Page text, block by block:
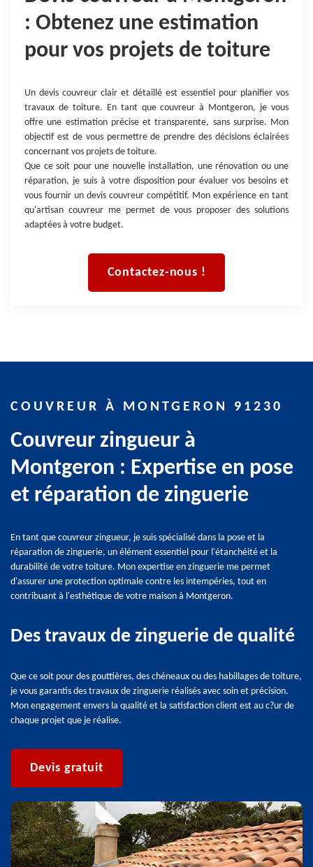
: Obtenez une estimation
pour vos projets de toiture
Un devis couvreur clair et détaillé est essentiel pour planifier vos
travaux de toiture. En tant que couvreur à Montgeron, je vous
offre une estimation précise et transparente, sans surprise. Mon
objectif est de vous permettre de prendre des décisions éclairées
concernant vos projets de toiture.
Que ce soit pour une nouvelle installation, une rénovation ou une
réparation, je suis à votre disposition pour évaluer vos besoins et
vous fournir un devis couvreur compétitif. Mon expérience en tant
qu'artisan couvreur me permet de vous proposer des solutions
adaptées à votre budget.
Contactez-nous !
COUVREUR À MONTGERON 91230
Couvreur zingueur à
Montgeron : Expertise en pose
et réparation de zinguerie
En tant que couvreur zingueur, je suis spécialisé dans la pose et la
réparation de zinguerie, un élément essentiel pour l'étanchéité et la
durabilité de votre toiture. Mon expertise en zinguerie me permet
d'assurer une protection optimale contre les intempéries, tout en
contribuant à l'esthétique de votre maison à Montgeron.
Des travaux de zinguerie de qualité
Que ce soit pour des gouttières, des chéneaux ou des habillages de toiture,
je vous garantis des travaux de zinguerie réalisés avec soin et précision.
Mon engagement envers la qualité et la satisfaction client est au c?ur de
chaque projet que je réalise.
Devis gratuit